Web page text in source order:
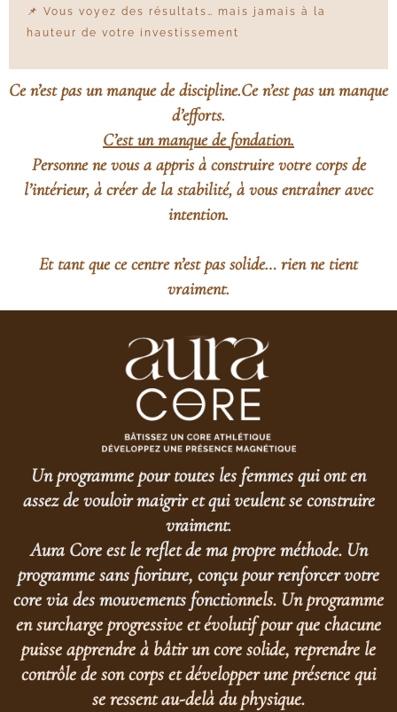
📌 Vous voyez des résultats… mais jamais à la
hauteur de votre investissement
Ce n’est pas un manque de discipline.Ce n’est pas un manque
d’efforts.
C’est un manque de fondation.
Personne ne vous a appris à construire votre corps de
l’intérieur, à créer de la stabilité, à vous entraîner avec
intention.
Et tant que ce centre n’est pas solide… rien ne tient
vraiment.
Un programme pour toutes les femmes qui ont en
assez de vouloir maigrir et qui veulent se construire
vraiment.
Aura Core est le reflet de ma propre méthode. Un
programme sans fioriture, conçu pour renforcer votre
core via des mouvements fonctionnels. Un programme
en surcharge progressive et évolutif pour que chacune
puisse apprendre à bâtir un core solide, reprendre le
contrôle de son corps et développer une présence qui
se ressent au-delà du physique.